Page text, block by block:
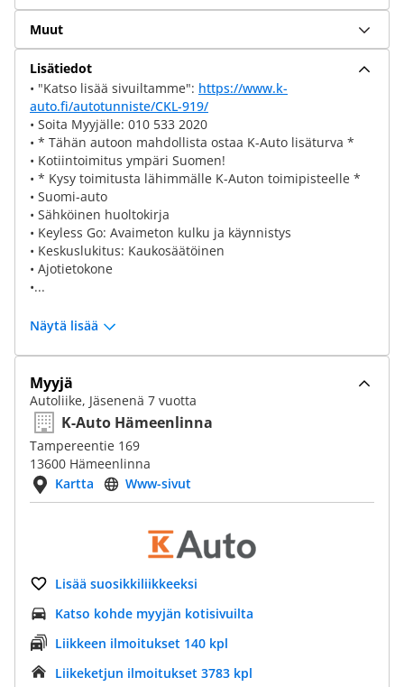
Muut
Lisätiedot
• "Katso lisää sivuiltamme": https://www.k-
auto.fi/autotunniste/CKL-919/
• Soita Myyjälle: 010 533 2020
• * Tähän autoon mahdollista ostaa K-Auto lisäturva *
• Kotiintoimitus ympäri Suomen!
• * Kysy toimitusta lähimmälle K-Auton toimipisteelle *
• Suomi-auto
• Sähköinen huoltokirja
• Keyless Go: Avaimeton kulku ja käynnistys
• Keskuslukitus: Kaukosäätöinen
• Ajotietokone
•...
Näytä lisää
Myyjä
Autoliike, Jäsenenä 7 vuotta
K-Auto Hämeenlinna
Tampereentie 169
13600 Hämeenlinna
Kartta
Www-sivut
Lisää suosikkiliikkeeksi
Katso kohde myyjän kotisivuilta
Liikkeen ilmoitukset 140 kpl
Liikeketjun ilmoitukset 3783 kpl